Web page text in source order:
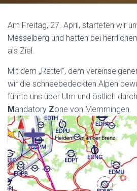
Am Freitag, 27. April, starteten wir
Messelberg und hatten bei
als Ziel.
Mit dem „Rattel“, dem
wir die schneebedeckten Alpen
führte uns über Ulm und östlich
Mandatory Zone von Memmingen.